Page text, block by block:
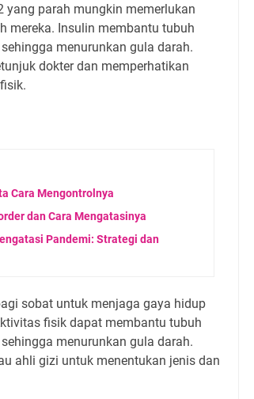
yang parah mungkin memerlukan
mereka. Insulin membantu tubuh
menurunkan gula darah.
dokter dan memperhatikan
Cara Mengontrolnya
dan Cara Mengatasinya
Pandemi: Strategi dan
sobat untuk menjaga gaya hidup
fisik dapat membantu tubuh
menurunkan gula darah.
ahli gizi untuk menentukan jenis dan